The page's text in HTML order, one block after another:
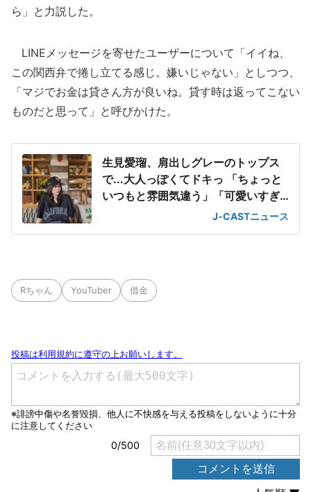
ら」と力説した。
LINEメッセージを寄せたユーザーについて「イイね、
この関西弁で捲し立てる感じ。嫌いじゃない」としつつ、
「マジでお金は貸さん方が良いね。貸す時は返ってこない
ものだと思って」と呼びかけた。
生見愛瑠、肩出しグレーのトップス
で...大人っぽくてドキっ 「ちょっと
いつもと雰囲気違う」「可愛いすぎ
J-CASTニュース
Rちゃん YouTuber 借金